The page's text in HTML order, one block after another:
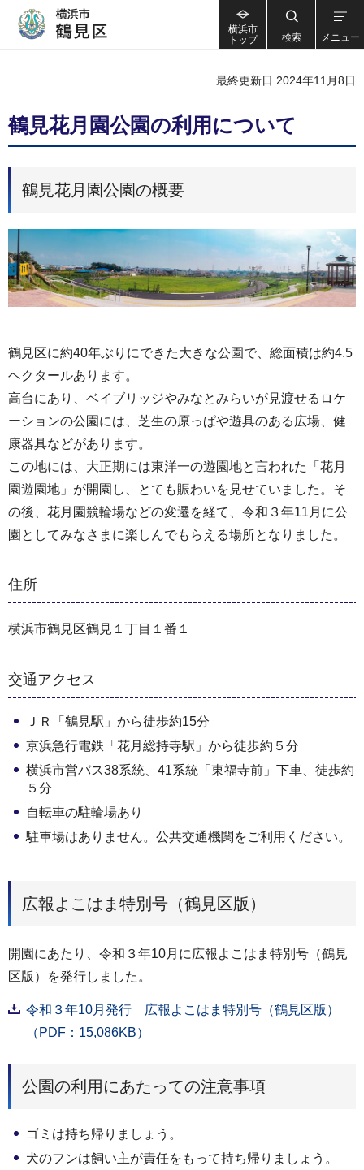
横浜市
トップ
検索 メニュー
最終更新日 2024年11月8日
鶴見花月園公園の利用について
鶴見花月園公園の概要
鶴見区に約40年ぶりにできた大きな公園で、総面積は約4.5
ヘクタールあります。
高台にあり、ベイブリッジやみなとみらいが見渡せるロケ
ーションの公園には、芝生の原っぱや遊具のある広場、健
康器具などがあります。
この地には、大正期には東洋一の遊園地と言われた「花月
園遊園地」が開園し、とても賑わいを見せていました。そ
の後、花月園競輪場などの変遷を経て、令和３年11月に公
園としてみなさまに楽しんでもらえる場所となりました。
住所
横浜市鶴見区鶴見１丁目１番１
交通アクセス
ＪＲ「鶴見駅」から徒歩約15分
京浜急行電鉄「花月総持寺駅」から徒歩約５分
横浜市営バス38系統、41系統「東福寺前」下車、徒歩約
５分
自転車の駐輪場あり
駐車場はありません。公共交通機関をご利用ください。
広報よこはま特別号（鶴見区版）
開園にあたり、令和３年10月に広報よこはま特別号（鶴見
区版）を発行しました。
令和３年10月発行 広報よこはま特別号（鶴見区版）
（PDF：15,086KB）
公園の利用にあたっての注意事項
ゴミは持ち帰りましょう。
犬のフンは飼い主が責任をもって持ち帰りましょう。